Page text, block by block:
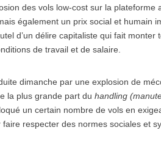
des vols low-cost sur la
également un prix social et humain
d’un délire capitaliste qui fait
de travail et de salaire.
dimanche par une explosion de
la plus grande part du handling
un certain nombre de vols en
faire respecter des normes sociales et